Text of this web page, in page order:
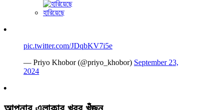
হারিয়েছে
pic.twitter.com/JDqbKV7i5e
— Priyo Khobor (@priyo_khobor) September 23,
2024